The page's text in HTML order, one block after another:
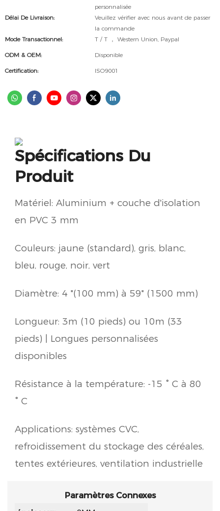
personnalisée
Délai De Livraison:
Veuillez vérifier avec nous avant de passer
la commande
Mode Transactionnel:
T / T ， Western Union, Paypal
ODM & OEM: Disponible
Certification: ISO9001
Spécifications Du
Produit
Matériel: Aluminium + couche d'isolation
en PVC 3 mm
Couleurs: jaune (standard), gris, blanc,
bleu, rouge, noir, vert
Diamètre: 4 "(100 mm) à 59" (1500 mm)
Longueur: 3m (10 pieds) ou 10m (33
pieds) | Longues personnalisées
disponibles
Résistance à la température: -15 ° C à 80
° C
Applications: systèmes CVC,
refroidissement du stockage des céréales,
tentes extérieures, ventilation industrielle
Paramètres Connexes